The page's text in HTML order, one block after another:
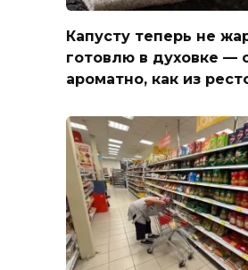
Капусту теперь не
готовлю в духовке —
ароматно, как из